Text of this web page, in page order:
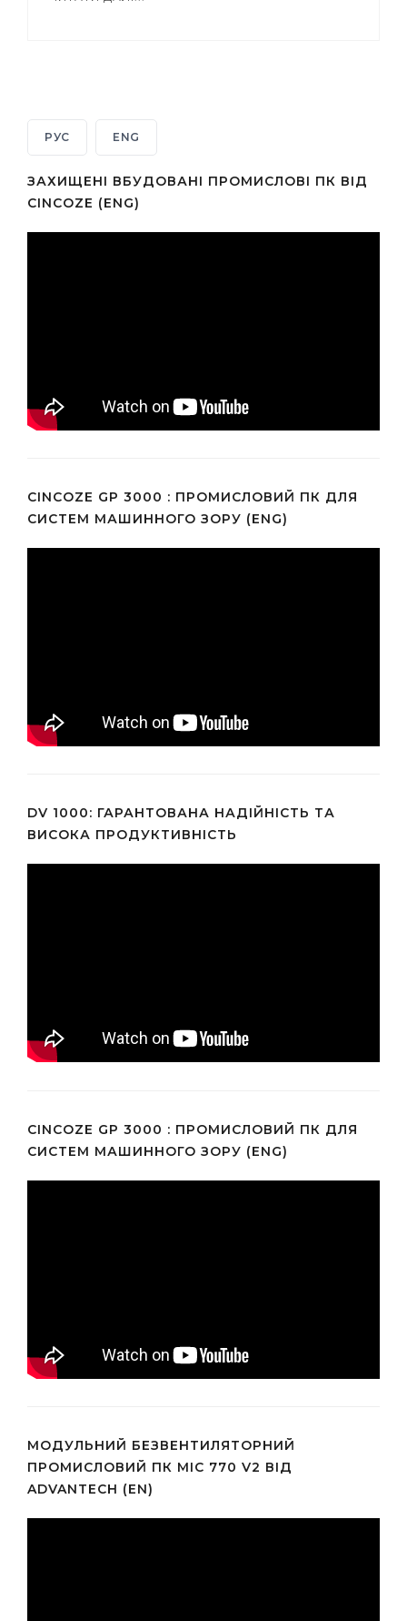
РУС ENG
ЗАХИЩЕНІ ВБУДОВАНІ ПРОМИСЛОВІ ПК ВІД
CINCOZE (ENG)
CINCOZE GP 3000 : ПРОМИСЛОВИЙ ПК ДЛЯ
СИСТЕМ МАШИННОГО ЗОРУ (ENG)
DV 1000: ГАРАНТОВАНА НАДІЙНІСТЬ ТА
ВИСОКА ПРОДУКТИВНІСТЬ
CINCOZE GP 3000 : ПРОМИСЛОВИЙ ПК ДЛЯ
СИСТЕМ МАШИННОГО ЗОРУ (ENG)
МОДУЛЬНИЙ БЕЗВЕНТИЛЯТОРНИЙ
ПРОМИСЛОВИЙ ПК MIC 770 V2 ВІД
ADVANTECH (EN)